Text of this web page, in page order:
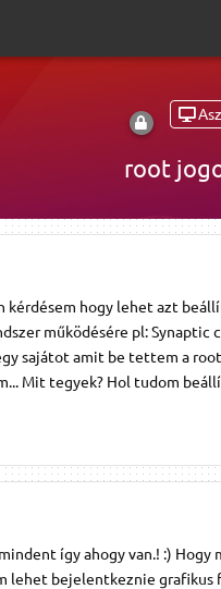
root
kérdésem hogy lehet azt
működésére pl: Synaptic
sajátot amit be tettem a
Mit tegyek? Hol tudom
így ahogy van.! :)
lehet bejelentkeznie